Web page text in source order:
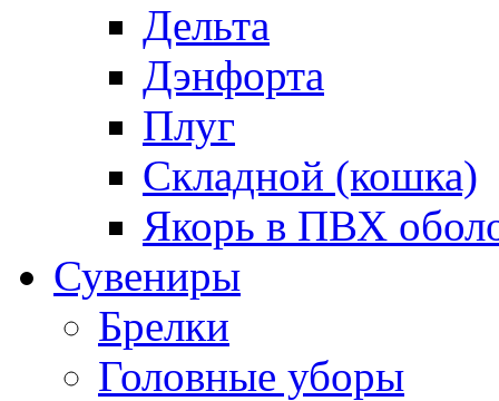
Дельта
Дэнфорта
Плуг
Складной (кошка)
Якорь в ПВХ
Сувениры
Брелки
Головные уборы